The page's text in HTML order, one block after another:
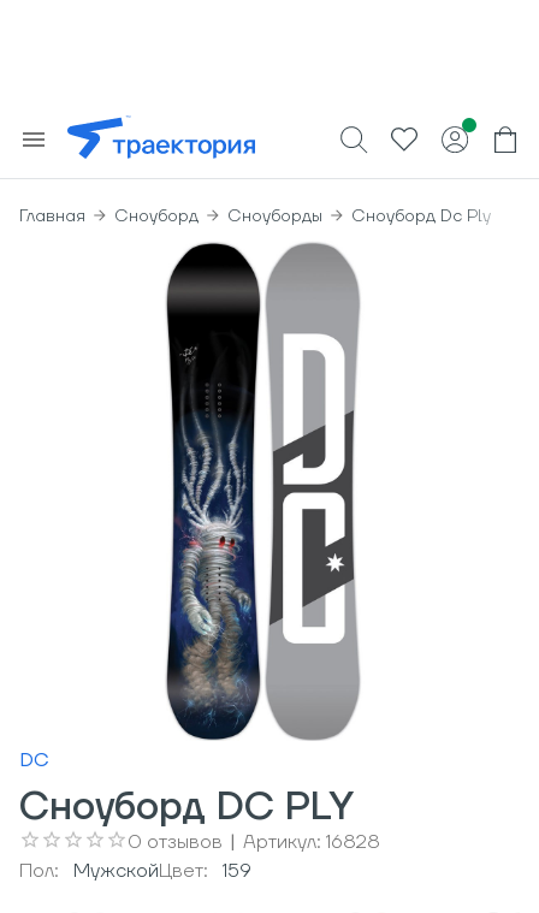
Главная Сноуборд Сноуборды Сноуборд Dc Ply
DC
Сноуборд DC PLY
0 отзывов | Артикул: 16828
Пол:
МужcкойЦвет: 159